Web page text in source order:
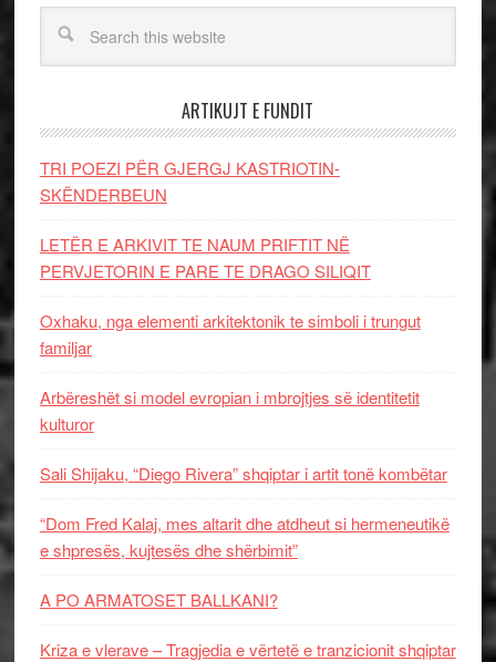
ARTIKUJT E FUNDIT
TRI POEZI PËR GJERGJ KASTRIOTIN-
SKËNDERBEUN
LETËR E ARKIVIT TE NAUM PRIFTIT NË
PERVJETORIN E PARE TE DRAGO SILIQIT
Oxhaku, nga elementi arkitektonik te simboli i trungut
familjar
Arbëreshët si model evropian i mbrojtjes së identitetit
kulturor
Sali Shijaku, “Diego Rivera” shqiptar i artit tonë kombëtar
“Dom Fred Kalaj, mes altarit dhe atdheut si hermeneutikë
e shpresës, kujtesës dhe shërbimit”
A PO ARMATOSET BALLKANI?
Kriza e vlerave – Tragjedia e vërtetë e tranzicionit shqiptar